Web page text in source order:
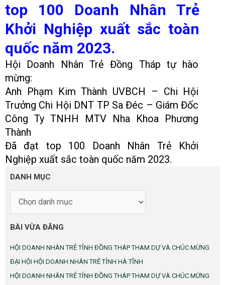
top 100 Doanh Nhân Trẻ
Khởi Nghiệp xuất sắc toàn
quốc năm 2023.
Hội Doanh Nhân Trẻ Đồng Tháp tự hào
mừng:
Anh Phạm Kim Thành UVBCH – Chi Hội
Trưởng Chi Hội DNT TP Sa Đéc – Giám Đốc
Công Ty TNHH MTV Nha Khoa Phương
Thành
Đã đạt top 100 Doanh Nhân Trẻ Khởi
Nghiệp xuất sắc toàn quốc năm 2023.
DANH MỤC
DANH
BÀI VỪA ĐĂNG
HỘI DOANH NHÂN TRẺ TỈNH ĐỒNG THÁP THAM DỰ VÀ CHÚC MỪNG
ĐẠI HỘI HỘI DOANH NHÂN TRẺ TỈNH HÀ TĨNH
HỘI DOANH NHÂN TRẺ TỈNH ĐỒNG THÁP THAM DỰ VÀ CHÚC MỪNG